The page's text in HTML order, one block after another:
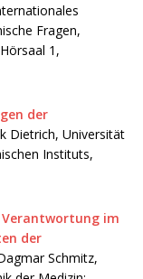
Fragen,
1,
der
Dietrich, Universität
Instituts,
im
der
Schmitz,